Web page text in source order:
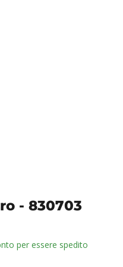
- 830703
per essere spedito